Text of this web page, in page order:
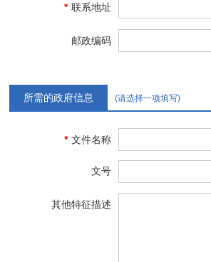
* 联系地址
邮政编码
所需的政府信息 (请选择一项填写)
* 文件名称
文号
其他特征描述